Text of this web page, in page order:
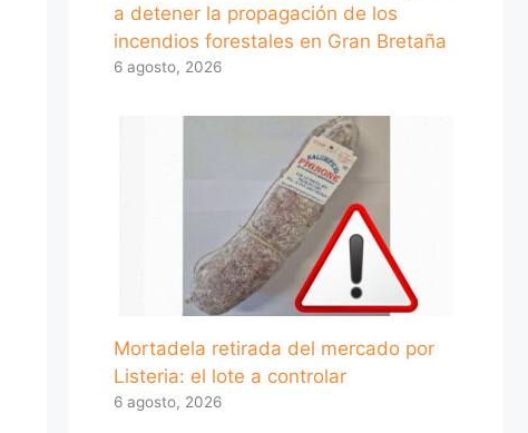
a detener la propagación de los
incendios forestales en Gran Bretaña
6 agosto, 2026
Mortadela retirada del mercado por
Listeria: el lote a controlar
6 agosto, 2026